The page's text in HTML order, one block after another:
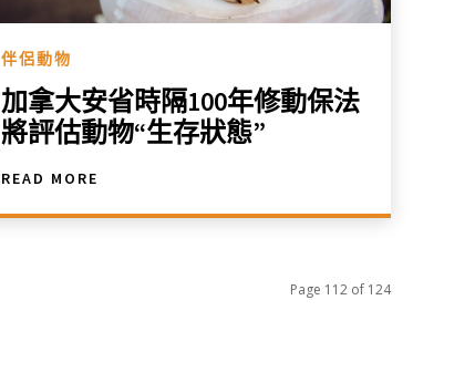
伴侶動物
加拿大安省時隔100年修動保法
將評估動物“生存狀態”
READ MORE
Page 112 of 124